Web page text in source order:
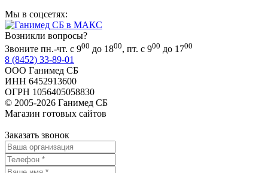
Мы в соцсетях:
Возникли вопросы?
Звоните пн.-чт. с 900 до 1800, пт. с 900 до 1700
8 (8452) 33-89-01
ООО Ганимед СБ
ИНН 6452913600
ОГРН 1056405058830
© 2005-2026 Ганимед СБ
Магазин готовых сайтов
Заказать звонок